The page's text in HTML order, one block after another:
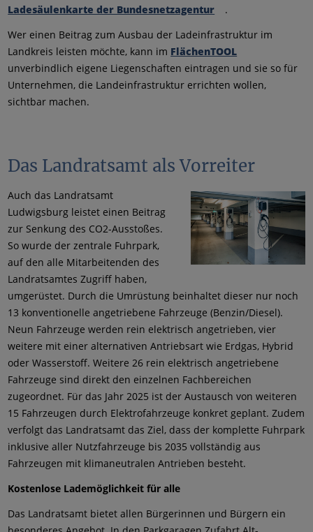
Ladesäulenkarte der Bundesnetzagentur
.
Wer einen Beitrag zum Ausbau der Ladeinfrastruktur im
Landkreis leisten möchte, kann im FlächenTOOL
unverbindlich eigene Liegenschaften eintragen und sie so für
Unternehmen, die Landeinfrastruktur errichten wollen,
sichtbar machen.
Das Landratsamt als Vorreiter
Auch das Landratsamt
Ludwigsburg leistet einen Beitrag
zur Senkung des CO2-Ausstoßes.
So wurde der zentrale Fuhrpark,
auf den alle Mitarbeitenden des
Landratsamtes Zugriff haben,
umgerüstet. Durch die Umrüstung beinhaltet dieser nur noch
13 konventionelle angetriebene Fahrzeuge (Benzin/Diesel).
Neun Fahrzeuge werden rein elektrisch angetrieben, vier
weitere mit einer alternativen Antriebsart wie Erdgas, Hybrid
oder Wasserstoff. Weitere 26 rein elektrisch angetriebene
Fahrzeuge sind direkt den einzelnen Fachbereichen
zugeordnet. Für das Jahr 2025 ist der Austausch von weiteren
15 Fahrzeugen durch Elektrofahrzeuge konkret geplant. Zudem
verfolgt das Landratsamt das Ziel, dass der komplette Fuhrpark
inklusive aller Nutzfahrzeuge bis 2035 vollständig aus
Fahrzeugen mit klimaneutralen Antrieben besteht.
Kostenlose Lademöglichkeit für alle
Das Landratsamt bietet allen Bürgerinnen und Bürgern ein